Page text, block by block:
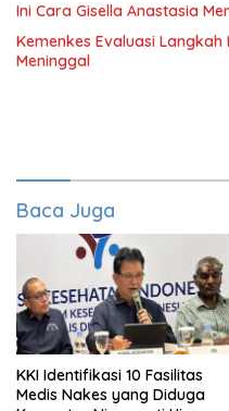
Ini Cara Gisella Anastasia
Kemenkes Evaluasi
Meninggal
Baca Juga
KKI Identifikasi 10 Fasilitas
Medis Nakes yang Diduga